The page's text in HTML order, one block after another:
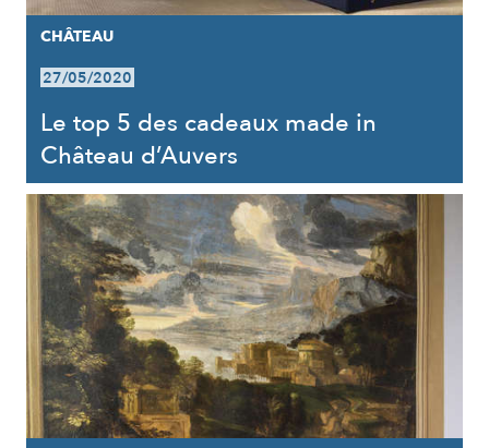
CHÂTEAU
27/05/2020
Le top 5 des cadeaux made in
Château d’Auvers